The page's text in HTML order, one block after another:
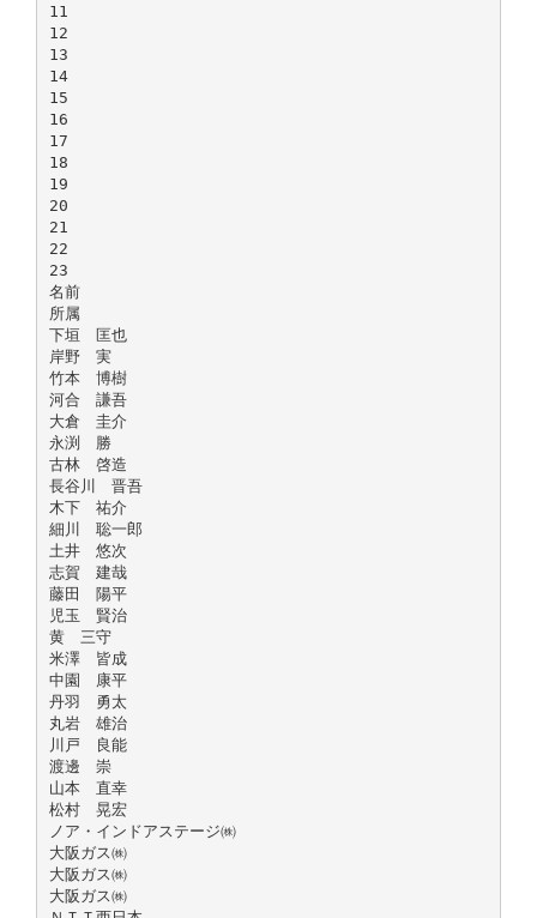
11
12
13
14
15
16
17
18
19
20
21
22
23
名前
所属
下垣 匡也
岸野 実
竹本 博樹
河合 謙吾
大倉 圭介
永渕 勝
古林 啓造
長谷川 晋吾
木下 祐介
細川 聡一郎
土井 悠次
志賀 建哉
藤田 陽平
児玉 賢治
黄 三守
米澤 皆成
中園 康平
丹羽 勇太
丸岩 雄治
川戸 良能
渡邊 崇
山本 直幸
松村 晃宏
ノア・インドアステージ㈱
大阪ガス㈱
大阪ガス㈱
大阪ガス㈱